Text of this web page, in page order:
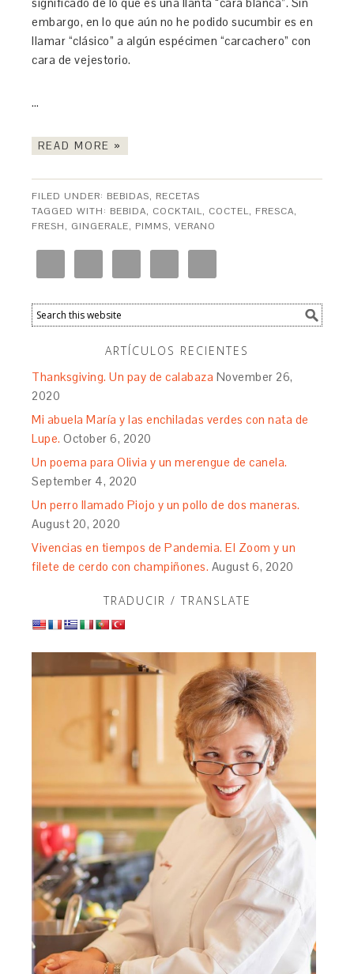
embargo, en lo que aún no he podido sucumbir es en
llamar “clásico” a algún espécimen “carcachero” con
cara de vejestorio.
…
READ MORE »
FILED UNDER: BEBIDAS, RECETAS
TAGGED WITH: BEBIDA, COCKTAIL, COCTEL, FRESCA,
FRESH, GINGERALE, PIMMS,VERANO
ARTÍCULOS RECIENTES
Thanksgiving. Un pay de calabaza November 26,
2020
Mi abuela María y las enchiladas verdes con nata de
Lupe. October 6, 2020
Un poema para Olivia y un merengue de canela.
September 4, 2020
Un perro llamado Piojo y un pollo de dos maneras.
August 20, 2020
Vivencias en tiempos de Pandemia. El Zoom y un
filete de cerdo con champiñones. August 6, 2020
TRADUCIR / TRANSLATE